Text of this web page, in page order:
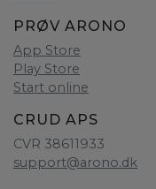
PRØV ARONO
App Store
Play Store
Start online
CRUD APS
CVR 38611933
support@arono.dk